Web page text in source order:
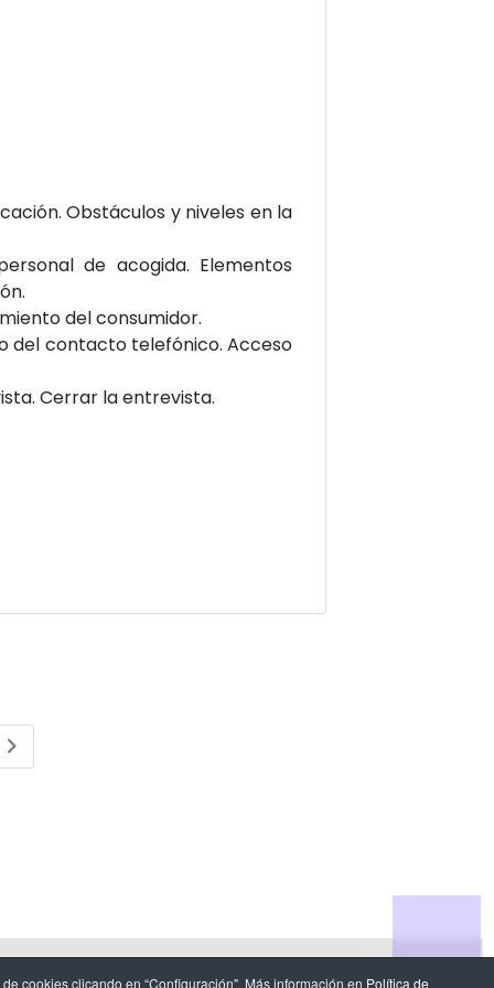
cookies clicando en “Configuración". Más información en Política de
Obstáculos y niveles en la
de acogida. Elementos
del consumidor.
del contacto telefónico. Acceso
Cerrar la entrevista.
de datos.